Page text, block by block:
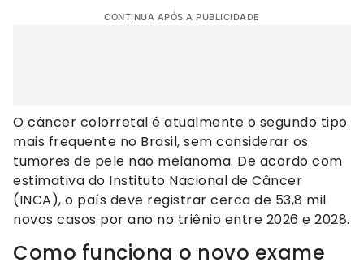
CONTINUA APÓS A PUBLICIDADE
O câncer colorretal é atualmente o segundo tipo
mais frequente no Brasil, sem considerar os
tumores de pele não melanoma. De acordo com
estimativa do Instituto Nacional de Câncer
(INCA), o país deve registrar cerca de 53,8 mil
novos casos por ano no triênio entre 2026 e 2028.
Como funciona o novo exame